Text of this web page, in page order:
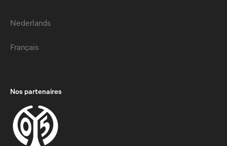
Nederlands
Français
Nos partenaires